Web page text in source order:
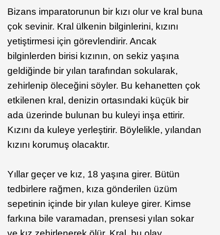
Bizans imparatorunun bir kızı olur ve kral buna
çok sevinir. Kral ülkenin bilginlerini, kızını
yetiştirmesi için görevlendirir. Ancak
bilginlerden birisi kızının, on sekiz yaşına
geldiğinde bir yılan tarafından sokularak,
zehirlenip öleceğini söyler. Bu kehanetten çok
etkilenen kral, denizin ortasındaki küçük bir
ada üzerinde bulunan bu kuleyi inşa ettirir.
Kızını da kuleye yerleştirir. Böylelikle, yılandan
kızını korumuş olacaktır.
Yıllar geçer ve kız, 18 yaşına girer. Bütün
tedbirlere rağmen, kıza gönderilen üzüm
sepetinin içinde bir yılan kuleye girer. Kimse
farkına bile varamadan, prensesi yılan sokar